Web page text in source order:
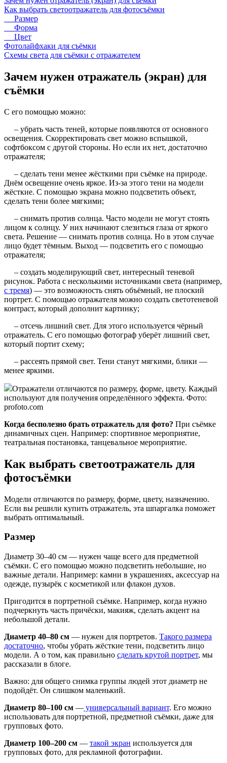
Как выбрать светоотражатель для фотосъёмки
Размер
Форма
Цвет
Фотолайфхаки для съёмки
Схемы света для съёмки с отражателем
Зачем нужен отражатель (экран) для
съёмки
С его помощью можно:
– убрать часть теней, которые появляются от основного
освещения. Скорректировать свет можно вспышкой,
софтбоксом с другой стороны. Но если их нет, достаточно
отражателя;
– сделать тени менее жёсткими при съёмке на природе.
Днём освещение очень яркое. Из-за этого тени на модели
жёсткие. С помощью экрана можно подсветить объект,
сделать тени более мягкими;
– снимать против солнца. Часто модели не могут стоять
лицом к солнцу. У них начинают слезиться глаза от яркого
света. Решение — снимать против солнца. Но в этом случае
лицо будет тёмным. Выход — подсветить его с помощью
отражателя;
– создать моделирующий свет, интересный теневой
рисунок. Работа с несколькими источниками света (например,
с тремя) — это возможность снять объёмный, не плоский
портрет. С помощью отражателя можно создать светотеневой
контраст, который дополнит картинку;
– отсечь лишний свет. Для этого используется чёрный
отражатель. С его помощью фотограф уберёт лишний свет,
который портит схему;
– рассеять прямой свет. Тени станут мягкими, блики —
менее яркими.
Отражатели отличаются по размеру, форме, цвету. Каждый
используют для получения определённого эффекта. Фото:
profoto.com
Когда бесполезно брать отражатель для фото? При съёмке
динамичных сцен. Например: спортивное мероприятие,
театральная постановка, танцевальное мероприятие.
Как выбрать светоотражатель для
фотосъёмки
Модели отличаются по размеру, форме, цвету, назначению.
Если вы решили купить отражатель, эта шпаргалка поможет
выбрать оптимальный.
Размер
Диаметр 30–40 см — нужен чаще всего для предметной
съёмки. С его помощью можно подсветить небольшие, но
важные детали. Например: камни в украшениях, аксессуар на
одежде, пузырёк с косметикой или флакон духов.
Пригодится в портретной съёмке. Например, когда нужно
подчеркнуть часть причёски, макияж, сделать акцент на
небольшой детали.
Диаметр 40–80 см — нужен для портретов. Такого размера
достаточно, чтобы убрать жёсткие тени, подсветить лицо
модели. А о том, как правильно сделать крутой портрет, мы
рассказали в блоге.
Важно: для общего снимка группы людей этот диаметр не
подойдёт. Он слишком маленький.
Диаметр 80–100 см — универсальный вариант. Его можно
использовать для портретной, предметной съёмки, даже для
групповых фото.
Диаметр 100–200 см — такой экран используется для
групповых фото, для рекламной фотографии.